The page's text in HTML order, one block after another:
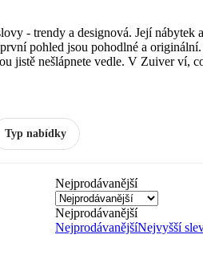
- trendy a designová. Její nábytek
pohled jsou pohodlné a
jistě nešlápnete vedle. V Zuiver ví,
Typ nabídky
Nejprodávanější
Nejprodávanější
NejprodávanějšíNejvyšší